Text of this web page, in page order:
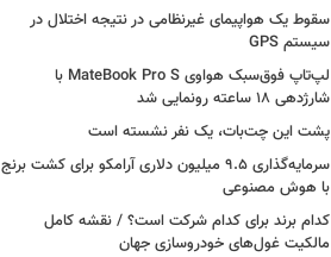
سقوط یک هواپیمای غیرنظامی در نتیجه اختلال در
سیستم‌ GPS
لپ‌تاپ فوق‌سبک هواوی MateBook Pro S با
شارژدهی ۱۸ ساعته رونمایی شد
پشت این چت‌بات، یک نفر نشسته است
سرمایه‌گذاری ۹.۵ میلیون دلاری آرامکو برای کشت برنج
با هوش مصنوعی
کدام برند برای کدام شرکت است؟ / نقشه کامل
مالکیت غول‌های خودروسازی جهان